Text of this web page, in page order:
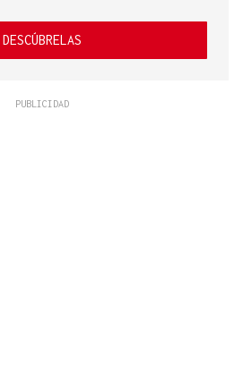
DESCÚBRELAS